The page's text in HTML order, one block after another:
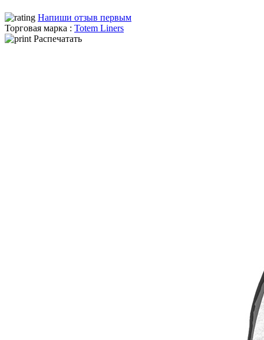
Напиши отзыв первым
Торговая марка : Totem Liners
Распечатать